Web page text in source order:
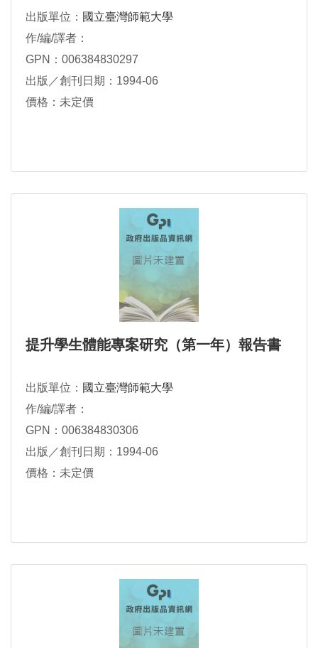
出版單位： 國立臺灣師範大學
作/編/譯者：
GPN：006384830297
出版／創刊日期：1994-06
價格：未定價
提升學生體能專案研究（第一年）報告書
出版單位： 國立臺灣師範大學
作/編/譯者：
GPN：006384830306
出版／創刊日期：1994-06
價格：未定價